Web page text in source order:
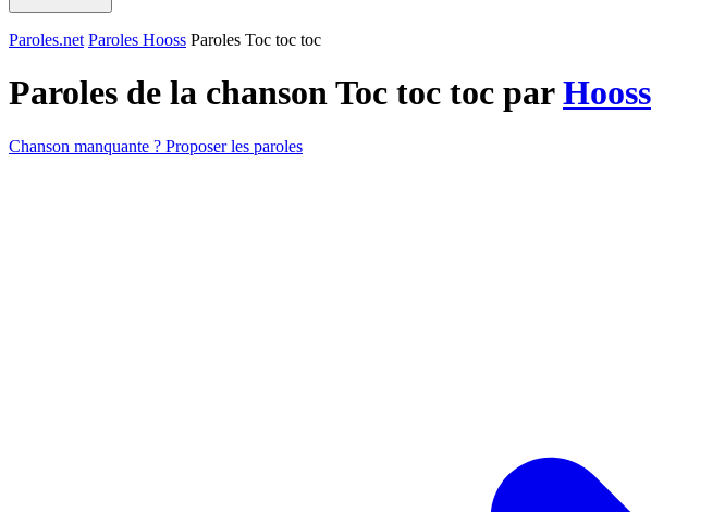
Paroles.net Paroles Hooss Paroles Toc toc toc
Paroles de la chanson Toc toc toc parHooss
Chanson manquante ? Proposer les paroles